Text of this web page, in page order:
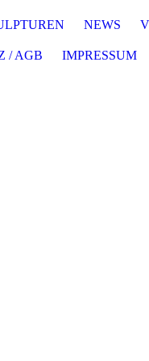
NEWS
/ AGB IMPRESSUM